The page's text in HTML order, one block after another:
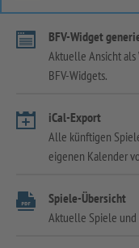
BFV-Widget
Aktuelle Ansicht als
BFV-Widgets.
iCal-Export
Alle künftigen
eigenen Kalender
Spiele-Übersicht
Aktuelle Spiele und